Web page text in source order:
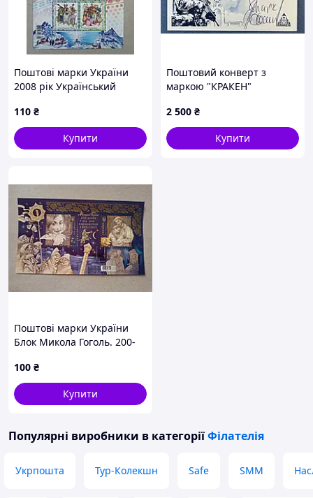
Поштові марки України
2008 рік Український
110 ₴
Купити
Поштовий конверт з
маркою "КРАКЕН"
підписами)
2 500 ₴
Купити
Поштові марки України
Блок Микола Гоголь. 200-
2009 рік
100 ₴
Купити
Популярні виробники в категоріїФілателія
Укрпошта Тур-Колекшн Safe SMM